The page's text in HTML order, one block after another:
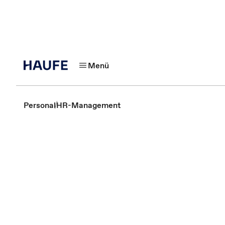
Menü
PersonalHR-Management